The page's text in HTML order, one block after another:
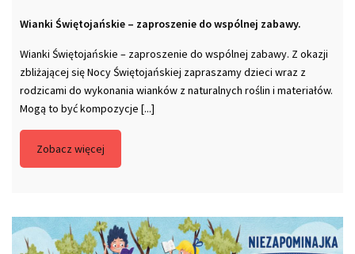
Wianki Świętojańskie – zaproszenie do wspólnej zabawy.
Wianki Świętojańskie – zaproszenie do wspólnej zabawy. Z okazji
zbliżającej się Nocy Świętojańskiej zapraszamy dzieci wraz z
rodzicami do wykonania wianków z naturalnych roślin i materiałów.
Mogą to być kompozycje [...]
Zobacz więcej